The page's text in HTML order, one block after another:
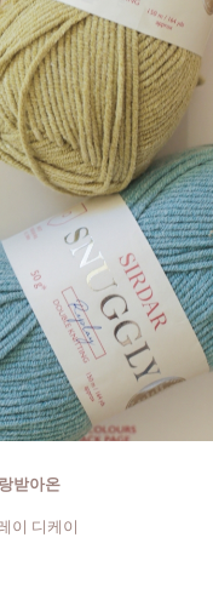
받아온
이 디케이